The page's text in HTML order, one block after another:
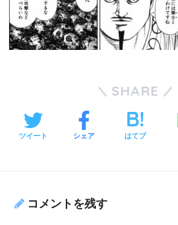
SHARE
ツイート シェア はてブ
コメントを残す